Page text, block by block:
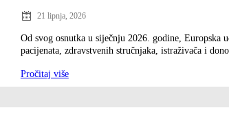
Posted21 lipnja, 2026
Od svog osnutka u siječnju 2026. godine,
pacijenata, zdravstvenih stručnjaka, istraživača i
Pročitaj više